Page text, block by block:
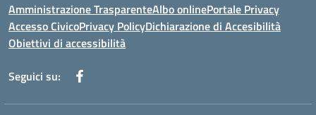
Amministrazione TrasparenteAlbo onlinePortale Privacy
Accesso CivicoPrivacy PolicyDichiarazione di Accesibilità
Obiettivi di accessibilità
Seguici su: